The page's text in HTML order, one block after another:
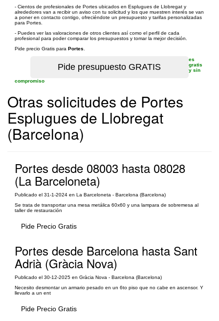
- Cientos de profesionales de Portes ubicados en Esplugues de Llobregat y
alrededores van a recibir un aviso con tu solicitud y los que muestren interés se van
a poner en contacto contigo, ofreciéndote un presupuesto y tarifas personalizadas
para Portes.
- Puedes ver las valoraciones de otros clientes así como el perfil de cada
profesional para poder comparar los presupuestos y tomar la mejor decisión.
Pide precio Gratis para Portes
es
gratis
y sin
compromiso
Otras solicitudes de Portes
Esplugues de Llobregat
(Barcelona)
Portes desde 08003 hasta 08028
(La Barceloneta)
Publicado el 31-1-2024 en La Barceloneta - Barcelona (Barcelona)
Se trata de transportar una mesa metálica 60x60 y una lampara de sobremesa al
taller de restauración
Pide Precio Gratis
Portes desde Barcelona hasta Sant
Adrià (Gràcia Nova)
Publicado el 30-12-2025 en Gràcia Nova - Barcelona (Barcelona)
Necesito desmontar un armario pesado en un 6to piso que no cabe en ascensor. Y
llevarlo a un ent
Pide Precio Gratis